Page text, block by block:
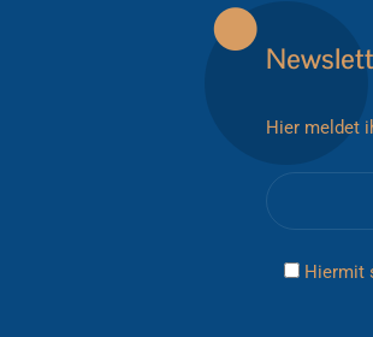
Hier meldet
Hiermit